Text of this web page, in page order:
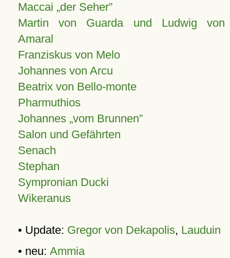
Maccai „der Seher”
Martin von Guarda und Ludwig von
Amaral
Franziskus von Melo
Johannes von Arcu
Beatrix von Bello-monte
Pharmuthios
Johannes vom Brunnen
Salon und Gefährten
Senach
Stephan
Sympronian Ducki
Wikeranus
• Update: Gregor von Dekapolis, Lauduin
• neu: Ammia